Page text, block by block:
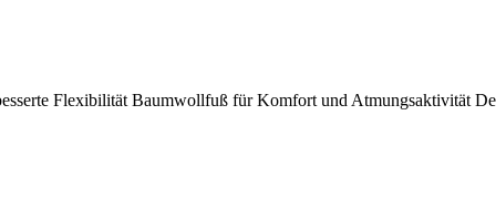
Flexibilität Baumwollfuß für Komfort und Atmungsaktivität